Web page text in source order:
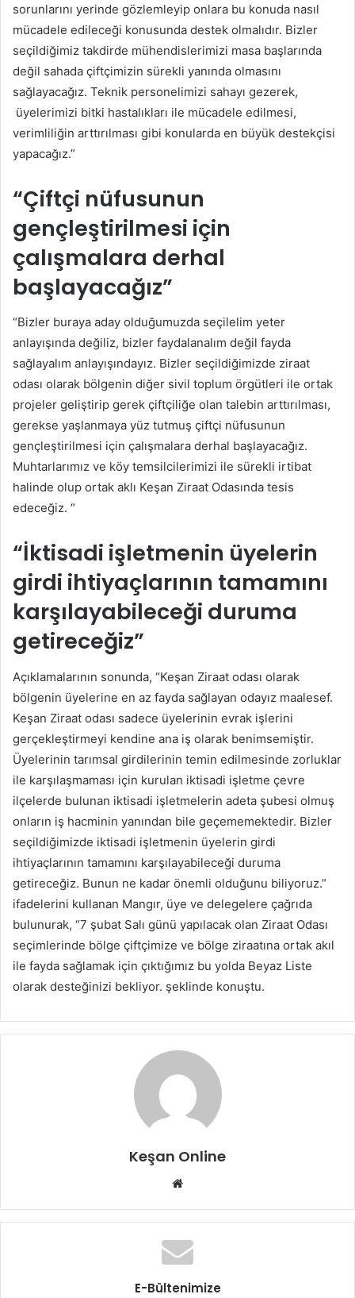
sorunlarını yerinde gözlemleyip onlara bu konuda nasıl
mücadele edileceği konusunda destek olmalıdır. Bizler
seçildiğimiz takdirde mühendislerimizi masa başlarında
değil sahada çiftçimizin sürekli yanında olmasını
sağlayacağız. Teknik personelimizi sahayı gezerek,
üyelerimizi bitki hastalıkları ile mücadele edilmesi,
verimliliğin arttırılması gibi konularda en büyük destekçisi
yapacağız.”
“Çiftçi nüfusunun
gençleştirilmesi için
çalışmalara derhal
başlayacağız”
“Bizler buraya aday olduğumuzda seçilelim yeter
anlayışında değiliz, bizler faydalanalım değil fayda
sağlayalım anlayışındayız. Bizler seçildiğimizde ziraat
odası olarak bölgenin diğer sivil toplum örgütleri ile ortak
projeler geliştirip gerek çiftçiliğe olan talebin arttırılması,
gerekse yaşlanmaya yüz tutmuş çiftçi nüfusunun
gençleştirilmesi için çalışmalara derhal başlayacağız.
Muhtarlarımız ve köy temsilcilerimizi ile sürekli irtibat
halinde olup ortak aklı Keşan Ziraat Odasında tesis
edeceğiz. “
“İktisadi işletmenin üyelerin
girdi ihtiyaçlarının tamamını
karşılayabileceği duruma
getireceğiz”
Açıklamalarının sonunda, “Keşan Ziraat odası olarak
bölgenin üyelerine en az fayda sağlayan odayız maalesef.
Keşan Ziraat odası sadece üyelerinin evrak işlerini
gerçekleştirmeyi kendine ana iş olarak benimsemiştir.
Üyelerinin tarımsal girdilerinin temin edilmesinde zorluklar
ile karşılaşmaması için kurulan iktisadi işletme çevre
ilçelerde bulunan iktisadi işletmelerin adeta şubesi olmuş
onların iş hacminin yanından bile geçememektedir. Bizler
seçildiğimizde iktisadi işletmenin üyelerin girdi
ihtiyaçlarının tamamını karşılayabileceği duruma
getireceğiz. Bunun ne kadar önemli olduğunu biliyoruz.”
ifadelerini kullanan Mangır, üye ve delegelere çağrıda
bulunurak, “7 şubat Salı günü yapılacak olan Ziraat Odası
seçimlerinde bölge çiftçimize ve bölge ziraatına ortak akıl
ile fayda sağlamak için çıktığımız bu yolda Beyaz Liste
olarak desteğinizi bekliyor. şeklinde konuştu.
Keşan Online
Web
E-Bültenimize